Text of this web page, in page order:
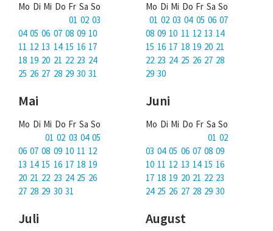
Anmelden
Mo Di Mi Do Fr Sa So
01 02 03
04 05 06 07 08 09 10
11 12 13 14 15 16 17
18 19 20 21 22 23 24
25 26 27 28 29 30 31
Mo Di Mi Do Fr Sa So
01 02 03 04 05 06 07
08 09 10 11 12 13 14
15 16 17 18 19 20 21
22 23 24 25 26 27 28
29 30
Mai
Mo Di Mi Do Fr Sa So
01 02 03 04 05
06 07 08 09 10 11 12
13 14 15 16 17 18 19
20 21 22 23 24 25 26
27 28 29 30 31
Juni
Mo Di Mi Do Fr Sa So
01 02
03 04 05 06 07 08 09
10 11 12 13 14 15 16
17 18 19 20 21 22 23
24 25 26 27 28 29 30
Juli August